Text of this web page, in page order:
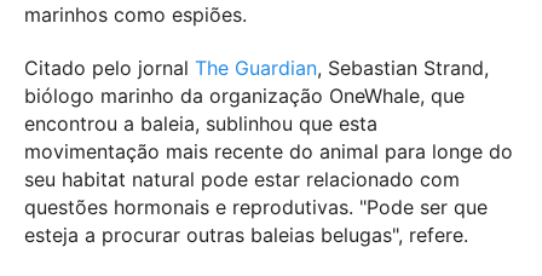
marinhos como espiões.
Citado pelo jornal The Guardian, Sebastian Strand,
biólogo marinho da organização OneWhale, que
encontrou a baleia, sublinhou que esta
movimentação mais recente do animal para longe do
seu habitat natural pode estar relacionado com
questões hormonais e reprodutivas. "Pode ser que
esteja a procurar outras baleias belugas", refere.